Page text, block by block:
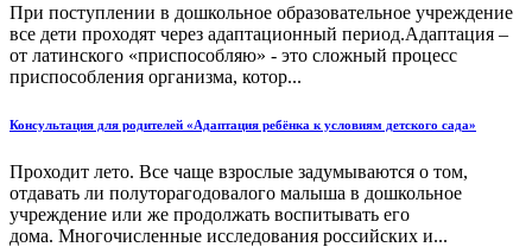
При поступлении в дошкольное образовательное учреждение
все дети проходят через адаптационный период.Адаптация –
от латинского «приспособляю» - это сложный процесс
приспособления организма, котор...
Консультация для родителей «Адаптация ребёнка к условиям детского сада»
Проходит лето. Все чаще взрослые задумываются о том,
отдавать ли полуторагодовалого малыша в дошкольное
учреждение или же продолжать воспитывать его
дома. Многочисленные исследования российских и...